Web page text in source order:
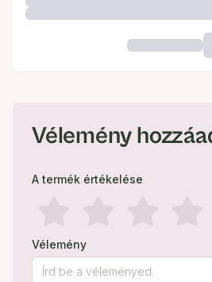
Vélemény
A termék értékelése
Vélemény